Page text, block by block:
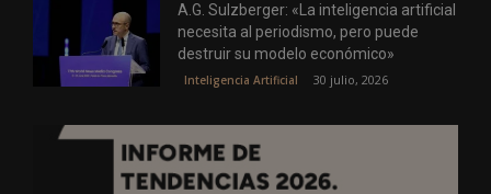
A.G. Sulzberger: «La inteligencia artificial
necesita al periodismo, pero puede
destruir su modelo económico»
Inteligencia Artificial 30 julio, 2026